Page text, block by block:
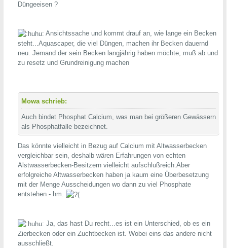
Düngeeisen ?
Ansichtssache und kommt drauf an, wie lange ein Becken
steht...Aquascaper, die viel Düngen, machen ihr Becken dauernd
neu. Jemand der sein Becken langjährig haben möchte, muß ab und
zu resetz und Grundreinigung machen
Mowa schrieb:
Auch bindet Phosphat Calcium, was man bei größeren Gewässern
als Phosphatfalle bezeichnet.
Das könnte vielleicht in Bezug auf Calcium mit Altwasserbecken
vergleichbar sein, deshalb wären Erfahrungen von echten
Alstwasserbecken-Besitzern vielleicht aufschlußreich.Aber
erfolgreiche Altwasserbecken haben ja kaum eine Überbesetzung
mit der Menge Ausscheidungen wo dann zu viel Phosphate
entstehen - hm.
Ja, das hast Du recht...es ist ein Unterschied, ob es ein
Zierbecken oder ein Zuchtbecken ist. Wobei eins das andere nicht
ausschließt.